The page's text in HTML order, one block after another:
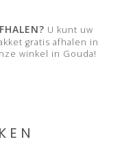
U kunt uw
gratis afhalen in
winkel in Gouda!